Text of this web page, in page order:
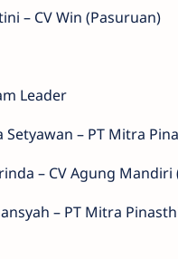
– CV Win (Pasuruan)
Leader
Setyawan – PT Mitra
– CV Agung
– PT Mitra